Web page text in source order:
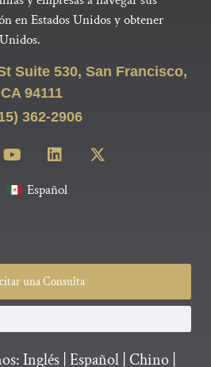
en Estados Unidos y obtener
Suite 530, San Francisco,
CA 94111
362-2906
Español
una Consulta
Inglés Español Chino